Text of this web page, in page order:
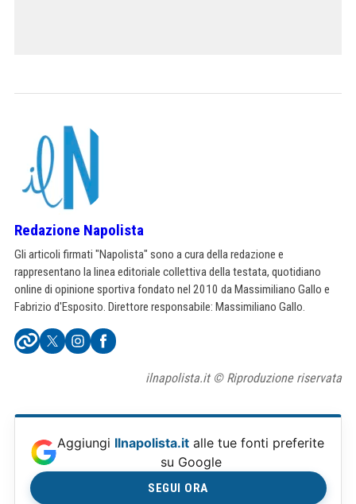
Redazione Napolista
Gli articoli firmati "Napolista" sono a cura della redazione e
rappresentano la linea editoriale collettiva della testata, quotidiano
online di opinione sportiva fondato nel 2010 da Massimiliano Gallo e
Fabrizio d'Esposito. Direttore responsabile: Massimiliano Gallo.
ilnapolista.it © Riproduzione riservata
Aggiungi Ilnapolista.it alle tue fonti preferite
su Google
SEGUI ORA